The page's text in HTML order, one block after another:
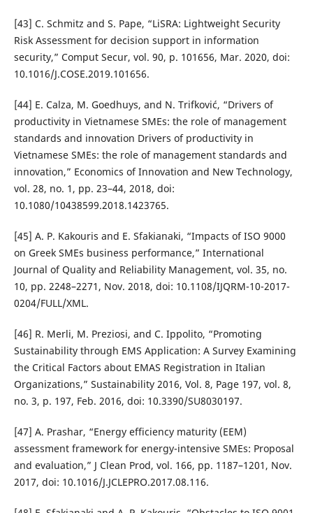
[43] C. Schmitz and S. Pape, “LiSRA: Lightweight Security
Risk Assessment for decision support in information
security,” Comput Secur, vol. 90, p. 101656, Mar. 2020, doi:
10.1016/J.COSE.2019.101656.
[44] E. Calza, M. Goedhuys, and N. Trifković, “Drivers of
productivity in Vietnamese SMEs: the role of management
standards and innovation Drivers of productivity in
Vietnamese SMEs: the role of management standards and
innovation,” Economics of Innovation and New Technology,
vol. 28, no. 1, pp. 23–44, 2018, doi:
10.1080/10438599.2018.1423765.
[45] A. P. Kakouris and E. Sfakianaki, “Impacts of ISO 9000
on Greek SMEs business performance,” International
Journal of Quality and Reliability Management, vol. 35, no.
10, pp. 2248–2271, Nov. 2018, doi: 10.1108/IJQRM-10-2017-
0204/FULL/XML.
[46] R. Merli, M. Preziosi, and C. Ippolito, “Promoting
Sustainability through EMS Application: A Survey Examining
the Critical Factors about EMAS Registration in Italian
Organizations,” Sustainability 2016, Vol. 8, Page 197, vol. 8,
no. 3, p. 197, Feb. 2016, doi: 10.3390/SU8030197.
[47] A. Prashar, “Energy efficiency maturity (EEM)
assessment framework for energy-intensive SMEs: Proposal
and evaluation,” J Clean Prod, vol. 166, pp. 1187–1201, Nov.
2017, doi: 10.1016/J.JCLEPRO.2017.08.116.